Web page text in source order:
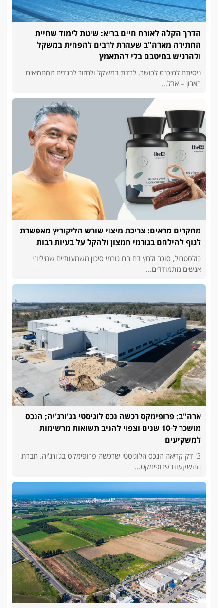
הדרך הקלה לאורח חיים בריא: שיטת לימוד שחיית
החתירה מארה"ב שעוזרת לרבים להפחית במשקל
ולהרגיש במיטבם בלי להתאמץ
ניסיתם להיכנס לכושר, לרדת במשקל ולחזור לבגדים המחמיאים
בארון – אבל...
מחקרים מראים: צריכת מיצוי שורש הליקוריץ מאפשרת
לגוף להילחם בגורמי חמצון ולהקל על בעיות רבות
כולסטרול, סוכר ולחץ דם הם גורמי סיכון משמעותיים שמיליוני
אנשים מתמודדים...
ארה"ב: פרופימקס רכשה נכס לוגיסטי בג'ורג'יה; הנכס
מושכר ל-10 שנים וצפוי להניב תשואות מרשימות
למשקיעים
3' דק קריאה הנכס הלוגיסטי שרכשה פרופימקס בג'ורג'יה. חברת
ההשקעות פרופימקס...